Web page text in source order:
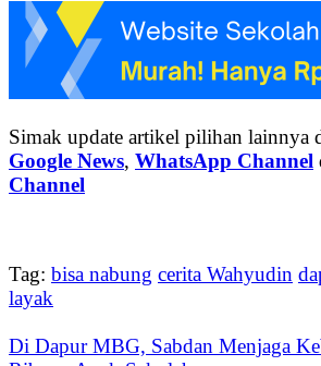
Simak update artikel pilihan lainnya
Google News, WhatsApp Channel
Channel
Tag: bisa nabung cerita Wahyudin
layak
Di Dapur MBG, Sabdan Menjaga